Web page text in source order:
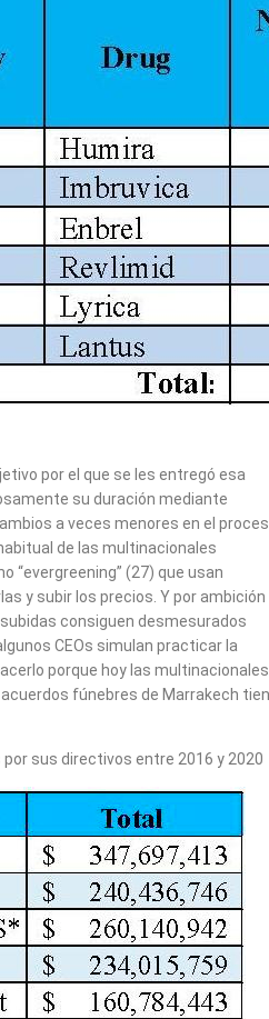
por el que se les entregó esa
su duración mediante
a veces menores en el
de las multinacionales
“evergreening” (27) que usan
y subir los precios. Y por ambición
consiguen desmesurados
CEOs simulan practicar la
porque hoy las multinacionales
fúnebres de Marrakech
sus directivos entre 2016 y 2020